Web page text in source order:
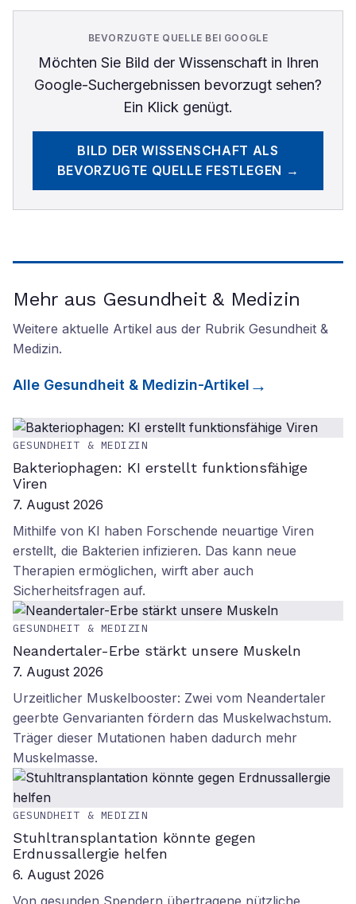
BEVORZUGTE QUELLE BEI GOOGLE
Möchten Sie Bild der Wissenschaftin Ihren
Google-Suchergebnissen bevorzugt sehen?
Ein Klick genügt.
BILD DER WISSENSCHAFT ALS
BEVORZUGTE QUELLE FESTLEGEN →
Mehr aus Gesundheit & Medizin
Weitere aktuelle Artikel aus der Rubrik Gesundheit &
Medizin.
Alle Gesundheit & Medizin-Artikel
GESUNDHEIT & MEDIZIN
Bakteriophagen: KI erstellt funktionsfähige
Viren
7. August 2026
Mithilfe von KI haben Forschende neuartige Viren
erstellt, die Bakterien infizieren. Das kann neue
Therapien ermöglichen, wirft aber auch
Sicherheitsfragen auf.
GESUNDHEIT & MEDIZIN
Neandertaler-Erbe stärkt unsere Muskeln
7. August 2026
Urzeitlicher Muskelbooster: Zwei vom Neandertaler
geerbte Genvarianten fördern das Muskelwachstum.
Träger dieser Mutationen haben dadurch mehr
Muskelmasse.
GESUNDHEIT & MEDIZIN
Stuhltransplantation könnte gegen
Erdnussallergie helfen
6. August 2026
Von gesunden Spendern übertragene nützliche